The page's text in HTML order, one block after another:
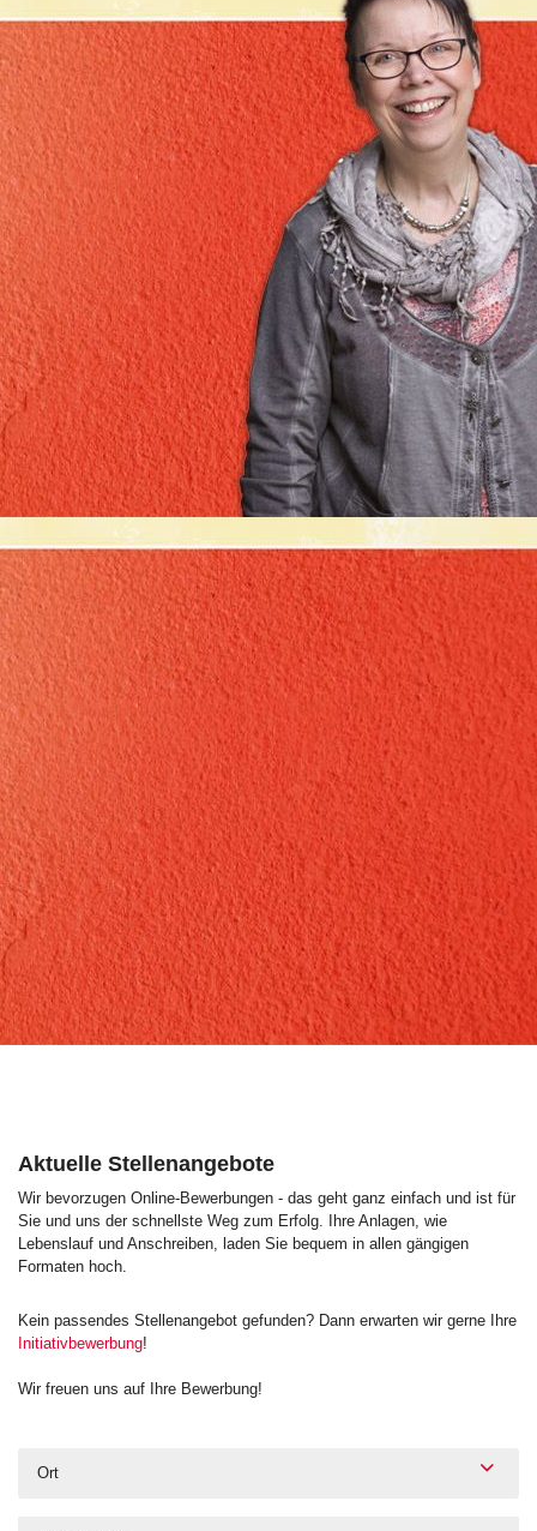
Aktuelle Stellenangebote
Wir bevorzugen Online-Bewerbungen - das geht ganz einfach und ist für
Sie und uns der schnellste Weg zum Erfolg. Ihre Anlagen, wie
Lebenslauf und Anschreiben, laden Sie bequem in allen gängigen
Formaten hoch.
Kein passendes Stellenangebot gefunden? Dann erwarten wir gerne Ihre
Initiativbewerbung!
Wir freuen uns auf Ihre Bewerbung!
Ort